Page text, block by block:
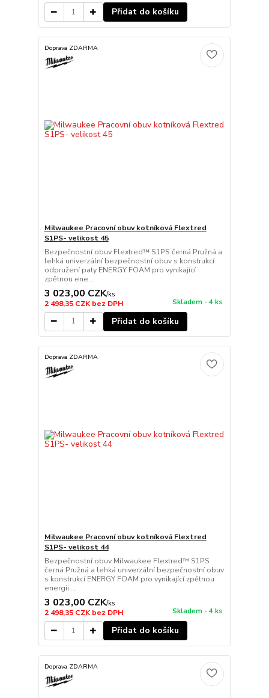
Přidat do košíku
Doprava ZDARMA
Milwaukee Pracovní obuv kotníková Flextred
S1PS- velikost 45
Bezpečnostní obuv Flextred™ S1PS černá Pružná a
lehká univerzální bezpečnostní obuv s konstrukcí
odpružení paty ENERGY FOAM pro vynikající
zpětnou ene...
3 023,00 CZK/ks
2 498,35 CZKbez DPH Skladem - 4 ks
Přidat do košíku
Doprava ZDARMA
Milwaukee Pracovní obuv kotníková Flextred
S1PS- velikost 44
Bezpečnostní obuv Milwaukee Flextred™ S1PS
černá Pružná a lehká univerzální bezpečnostní obuv
s konstrukcí ENERGY FOAM pro vynikající zpětnou
energii ...
3 023,00 CZK/ks
2 498,35 CZKbez DPH Skladem - 4 ks
Přidat do košíku
Doprava ZDARMA